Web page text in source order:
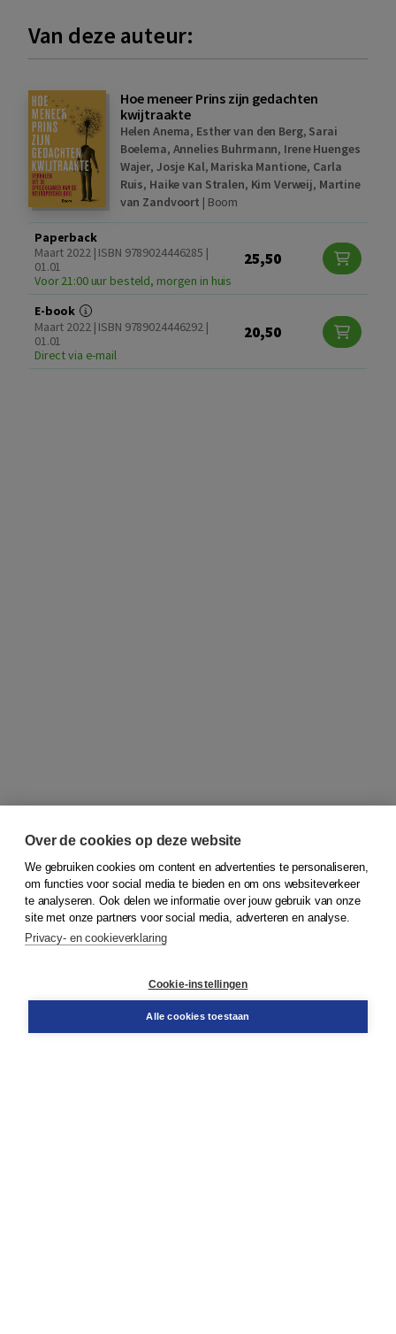
Van deze auteur:
Hoe meneer Prins zijn gedachten
kwijtraakte
Helen Anema, Esther van den Berg, Sarai
Boelema, Annelies Buhrmann, Irene Huenges
Wajer, Josje Kal, Mariska Mantione, Carla
Ruis, Haike van Stralen, Kim Verweij, Martine
van Zandvoort | Boom
Paperback
Maart 2022 | ISBN 9789024446285 |
01.01
Voor 21:00 uur besteld, morgen in huis
25,50
E-book
Maart 2022 | ISBN 9789024446292 |
01.01
Direct via e-mail
20,50
© 2026Koninklijke Boom uitgevers
Bestellen
Over de cookies op deze website
We gebruiken cookies om content en advertenties te personaliseren,
om functies voor social media te bieden en om ons websiteverkeer
te analyseren. Ook delen we informatie over jouw gebruik van onze
site met onze partners voor social media, adverteren en analyse.
Privacy- en cookieverklaring
Cookie-instellingen
Alle cookies toestaan